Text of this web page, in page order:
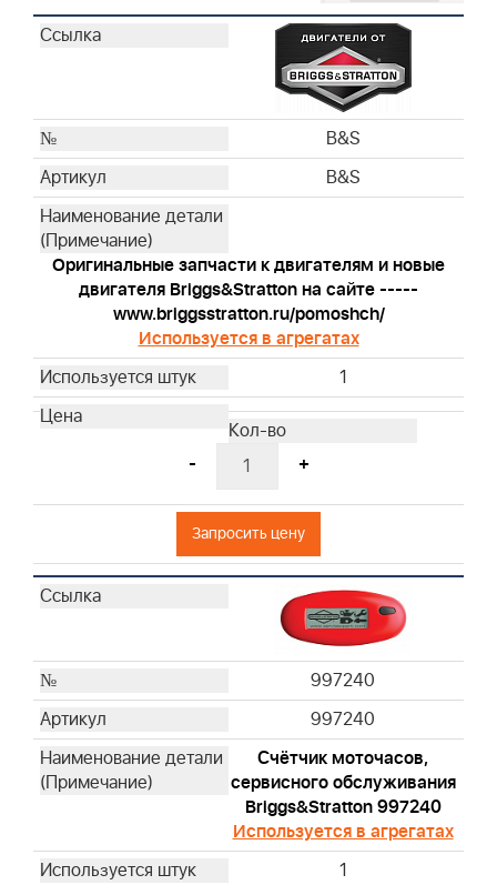
992380
992381
795161
992419
992420
992416
795066
796254
793676
593260
799579
272403S
697029
273356S
595853
270093
270251
270447
270528S
270579S
270843S
B&S
B&S
Оригинальные запчасти к двигателям и новые
двигателя Briggs&Stratton на сайте -----
www.briggsstratton.ru/pomoshch/
Используется в агрегатах
1
- +
Запросить цену
997240
997240
Счётчик моточасов,
сервисного обслуживания
Briggs&Stratton 997240
Используется в агрегатах
1